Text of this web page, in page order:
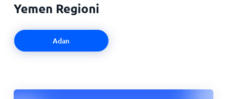
Yemen Regioni
Adan